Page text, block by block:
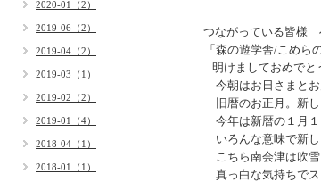
つながっている皆様
「森の遊学舎/こめら
明けましておめでと
今朝はお日さまとお
旧暦のお正月。新し
今年は新暦の１月１
いろんな意味で新し
こちら南会津は吹雪
真っ白な気持ちでス
2020-01（2）
2019-06（2）
2019-04（2）
2019-03（1）
2019-02（2）
2019-01（4）
2018-04（1）
2018-01（1）